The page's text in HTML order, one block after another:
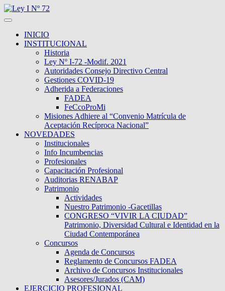
INICIO
INSTITUCIONAL
Historia
Ley Nº I-72 -Modif. 2021
Autoridades Consejo Directivo Central
Gestiones COVID-19
Adherida a Federaciones
FADEA
FeCcoProMi
Misiones Adhiere al “Convenio Matrícula de
Aceptación Recíproca Nacional”
NOVEDADES
Institucionales
Info Incumbencias
Profesionales
Capacitación Profesional
Auditorias RENABAP
Patrimonio
Actividades
Nuestro Patrimonio -Gacetillas
CONGRESO “VIVIR LA CIUDAD”
Patrimonio, Diversidad Cultural e Identidad en la
Ciudad Contemporánea
Concursos
Agenda de Concursos
Reglamento de Concursos FADEA
Archivo de Concursos Institucionales
Asesores/Jurados (CAM)
EJERCICIO PROFESIONAL